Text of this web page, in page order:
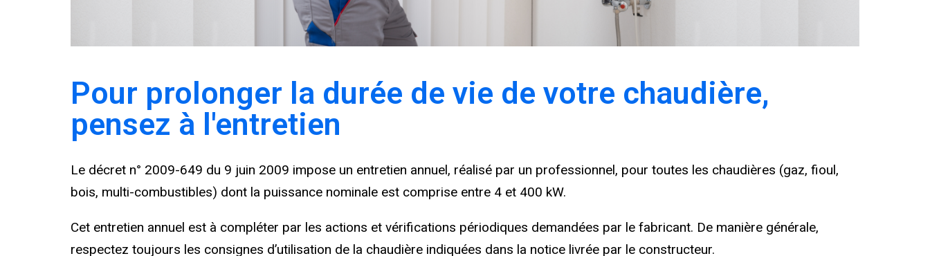
Pour prolonger la durée de vie de votre chaudière,
pensez à l'entretien
Le décret n° 2009-649 du 9 juin 2009 impose un entretien annuel, réalisé par un professionnel, pour toutes les chaudières (gaz, fioul,
bois, multi-combustibles) dont la puissance nominale est comprise entre 4 et 400 kW.
Cet entretien annuel est à compléter par les actions et vérifications périodiques demandées par le fabricant. De manière générale,
respectez toujours les consignes d’utilisation de la chaudière indiquées dans la notice livrée par le constructeur.